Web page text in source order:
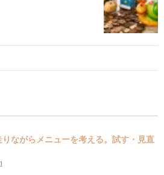
ながらメニューを考える。試す・見直